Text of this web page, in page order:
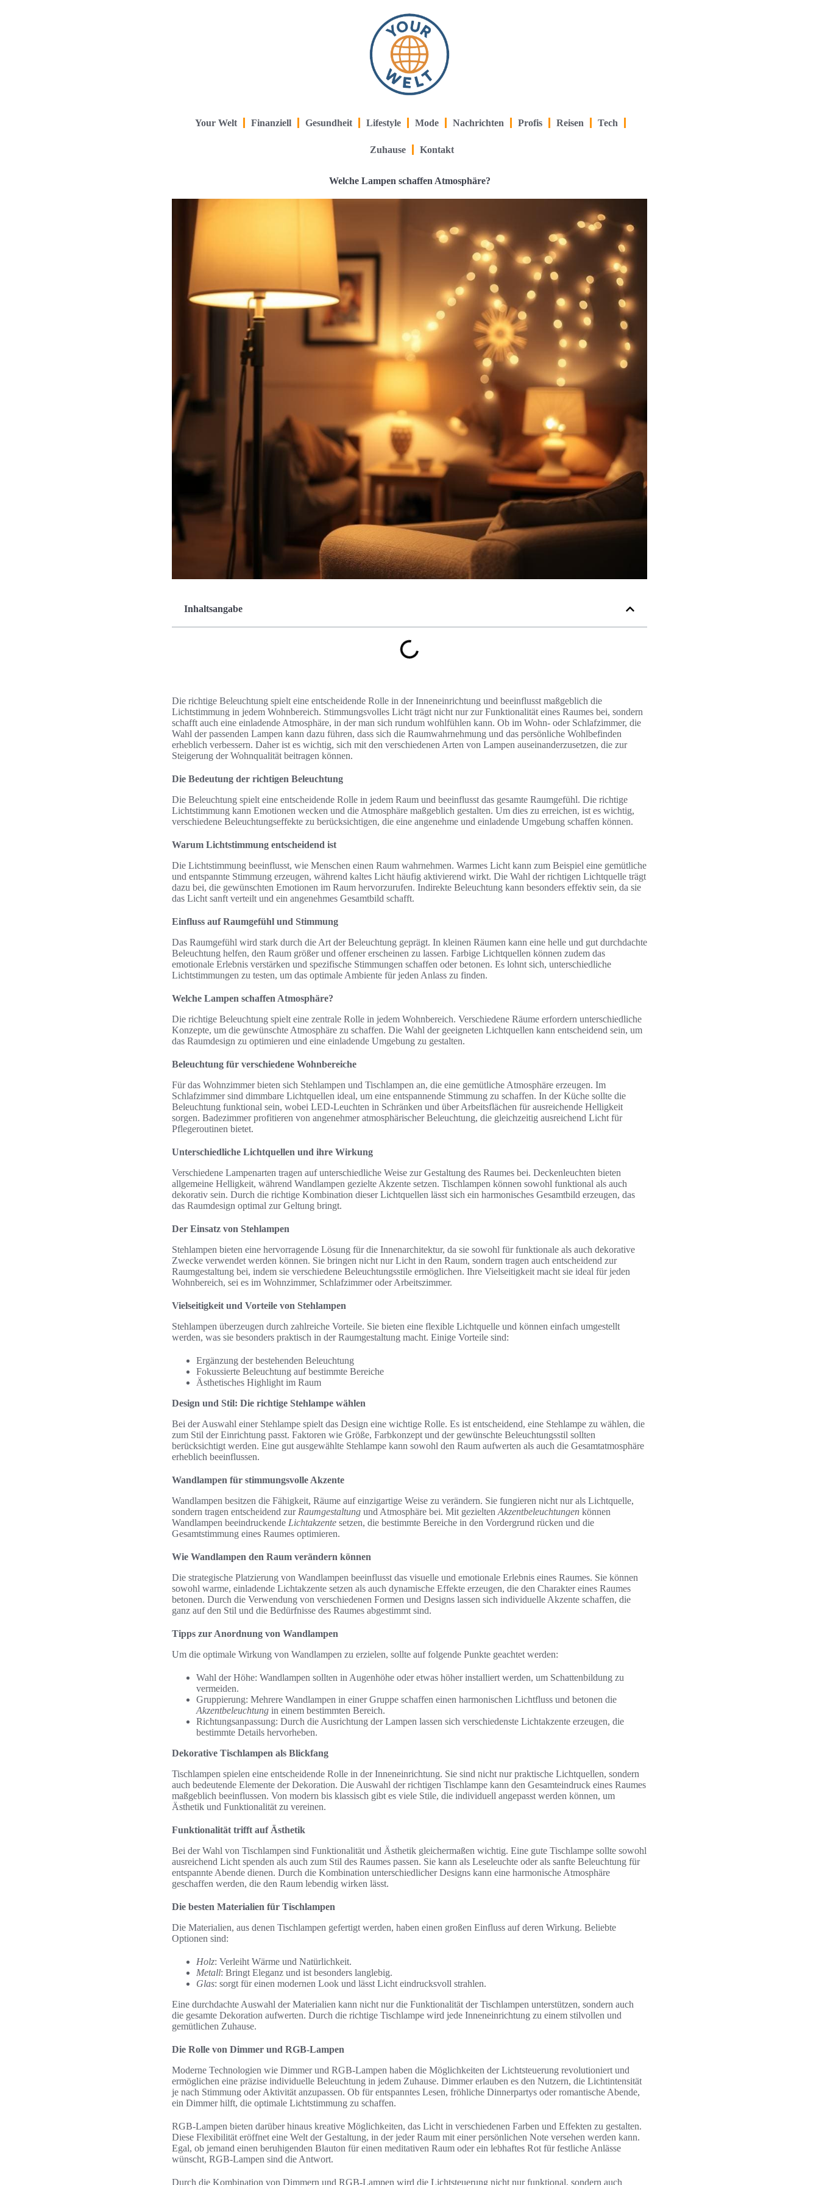
Your Welt Finanziell Gesundheit Lifestyle Mode Nachrichten Profis Reisen Tech
Zuhause Kontakt
Welche Lampen schaffen Atmosphäre?
Inhaltsangabe
Die richtige Beleuchtung spielt eine entscheidende Rolle in der Inneneinrichtung und beeinflusst maßgeblich die
Lichtstimmung in jedem Wohnbereich. Stimmungsvolles Licht trägt nicht nur zur Funktionalität eines Raumes bei, sondern
schafft auch eine einladende Atmosphäre, in der man sich rundum wohlfühlen kann. Ob im Wohn- oder Schlafzimmer, die
Wahl der passenden Lampen kann dazu führen, dass sich die Raumwahrnehmung und das persönliche Wohlbefinden
erheblich verbessern. Daher ist es wichtig, sich mit den verschiedenen Arten von Lampen auseinanderzusetzen, die zur
Steigerung der Wohnqualität beitragen können.
Die Bedeutung der richtigen Beleuchtung
Die Beleuchtung spielt eine entscheidende Rolle in jedem Raum und beeinflusst das gesamte Raumgefühl. Die richtige
Lichtstimmung kann Emotionen wecken und die Atmosphäre maßgeblich gestalten. Um dies zu erreichen, ist es wichtig,
verschiedene Beleuchtungseffekte zu berücksichtigen, die eine angenehme und einladende Umgebung schaffen können.
Warum Lichtstimmung entscheidend ist
Die Lichtstimmung beeinflusst, wie Menschen einen Raum wahrnehmen. Warmes Licht kann zum Beispiel eine gemütliche
und entspannte Stimmung erzeugen, während kaltes Licht häufig aktivierend wirkt. Die Wahl der richtigen Lichtquelle trägt
dazu bei, die gewünschten Emotionen im Raum hervorzurufen. Indirekte Beleuchtung kann besonders effektiv sein, da sie
das Licht sanft verteilt und ein angenehmes Gesamtbild schafft.
Einfluss auf Raumgefühl und Stimmung
Das Raumgefühl wird stark durch die Art der Beleuchtung geprägt. In kleinen Räumen kann eine helle und gut durchdachte
Beleuchtung helfen, den Raum größer und offener erscheinen zu lassen. Farbige Lichtquellen können zudem das
emotionale Erlebnis verstärken und spezifische Stimmungen schaffen oder betonen. Es lohnt sich, unterschiedliche
Lichtstimmungen zu testen, um das optimale Ambiente für jeden Anlass zu finden.
Welche Lampen schaffen Atmosphäre?
Die richtige Beleuchtung spielt eine zentrale Rolle in jedem Wohnbereich. Verschiedene Räume erfordern unterschiedliche
Konzepte, um die gewünschte Atmosphäre zu schaffen. Die Wahl der geeigneten Lichtquellen kann entscheidend sein, um
das Raumdesign zu optimieren und eine einladende Umgebung zu gestalten.
Beleuchtung für verschiedene Wohnbereiche
Für das Wohnzimmer bieten sich Stehlampen und Tischlampen an, die eine gemütliche Atmosphäre erzeugen. Im
Schlafzimmer sind dimmbare Lichtquellen ideal, um eine entspannende Stimmung zu schaffen. In der Küche sollte die
Beleuchtung funktional sein, wobei LED-Leuchten in Schränken und über Arbeitsflächen für ausreichende Helligkeit
sorgen. Badezimmer profitieren von angenehmer atmosphärischer Beleuchtung, die gleichzeitig ausreichend Licht für
Pflegeroutinen bietet.
Unterschiedliche Lichtquellen und ihre Wirkung
Verschiedene Lampenarten tragen auf unterschiedliche Weise zur Gestaltung des Raumes bei. Deckenleuchten bieten
allgemeine Helligkeit, während Wandlampen gezielte Akzente setzen. Tischlampen können sowohl funktional als auch
dekorativ sein. Durch die richtige Kombination dieser Lichtquellen lässt sich ein harmonisches Gesamtbild erzeugen, das
das Raumdesign optimal zur Geltung bringt.
Der Einsatz von Stehlampen
Stehlampen bieten eine hervorragende Lösung für die Innenarchitektur, da sie sowohl für funktionale als auch dekorative
Zwecke verwendet werden können. Sie bringen nicht nur Licht in den Raum, sondern tragen auch entscheidend zur
Raumgestaltung bei, indem sie verschiedene Beleuchtungsstile ermöglichen. Ihre Vielseitigkeit macht sie ideal für jeden
Wohnbereich, sei es im Wohnzimmer, Schlafzimmer oder Arbeitszimmer.
Vielseitigkeit und Vorteile von Stehlampen
Stehlampen überzeugen durch zahlreiche Vorteile. Sie bieten eine flexible Lichtquelle und können einfach umgestellt
werden, was sie besonders praktisch in der Raumgestaltung macht. Einige Vorteile sind:
Ergänzung der bestehenden Beleuchtung
Fokussierte Beleuchtung auf bestimmte Bereiche
Ästhetisches Highlight im Raum
Design und Stil: Die richtige Stehlampe wählen
Bei der Auswahl einer Stehlampe spielt das Design eine wichtige Rolle. Es ist entscheidend, eine Stehlampe zu wählen, die
zum Stil der Einrichtung passt. Faktoren wie Größe, Farbkonzept und der gewünschte Beleuchtungsstil sollten
berücksichtigt werden. Eine gut ausgewählte Stehlampe kann sowohl den Raum aufwerten als auch die Gesamtatmosphäre
erheblich beeinflussen.
Wandlampen für stimmungsvolle Akzente
Wandlampen besitzen die Fähigkeit, Räume auf einzigartige Weise zu verändern. Sie fungieren nicht nur als Lichtquelle,
sondern tragen entscheidend zur Raumgestaltung und Atmosphäre bei. Mit gezielten Akzentbeleuchtungen können
Wandlampen beeindruckende Lichtakzente setzen, die bestimmte Bereiche in den Vordergrund rücken und die
Gesamtstimmung eines Raumes optimieren.
Wie Wandlampen den Raum verändern können
Die strategische Platzierung von Wandlampen beeinflusst das visuelle und emotionale Erlebnis eines Raumes. Sie können
sowohl warme, einladende Lichtakzente setzen als auch dynamische Effekte erzeugen, die den Charakter eines Raumes
betonen. Durch die Verwendung von verschiedenen Formen und Designs lassen sich individuelle Akzente schaffen, die
ganz auf den Stil und die Bedürfnisse des Raumes abgestimmt sind.
Tipps zur Anordnung von Wandlampen
Um die optimale Wirkung von Wandlampen zu erzielen, sollte auf folgende Punkte geachtet werden:
Wahl der Höhe: Wandlampen sollten in Augenhöhe oder etwas höher installiert werden, um Schattenbildung zu
vermeiden.
Gruppierung: Mehrere Wandlampen in einer Gruppe schaffen einen harmonischen Lichtfluss und betonen die
Akzentbeleuchtung in einem bestimmten Bereich.
Richtungsanpassung: Durch die Ausrichtung der Lampen lassen sich verschiedenste Lichtakzente erzeugen, die
bestimmte Details hervorheben.
Dekorative Tischlampen als Blickfang
Tischlampen spielen eine entscheidende Rolle in der Inneneinrichtung. Sie sind nicht nur praktische Lichtquellen, sondern
auch bedeutende Elemente der Dekoration. Die Auswahl der richtigen Tischlampe kann den Gesamteindruck eines Raumes
maßgeblich beeinflussen. Von modern bis klassisch gibt es viele Stile, die individuell angepasst werden können, um
Ästhetik und Funktionalität zu vereinen.
Funktionalität trifft auf Ästhetik
Bei der Wahl von Tischlampen sind Funktionalität und Ästhetik gleichermaßen wichtig. Eine gute Tischlampe sollte sowohl
ausreichend Licht spenden als auch zum Stil des Raumes passen. Sie kann als Leseleuchte oder als sanfte Beleuchtung für
entspannte Abende dienen. Durch die Kombination unterschiedlicher Designs kann eine harmonische Atmosphäre
geschaffen werden, die den Raum lebendig wirken lässt.
Die besten Materialien für Tischlampen
Die Materialien, aus denen Tischlampen gefertigt werden, haben einen großen Einfluss auf deren Wirkung. Beliebte
Optionen sind:
Holz: Verleiht Wärme und Natürlichkeit.
Metall: Bringt Eleganz und ist besonders langlebig.
Glas: sorgt für einen modernen Look und lässt Licht eindrucksvoll strahlen.
Eine durchdachte Auswahl der Materialien kann nicht nur die Funktionalität der Tischlampen unterstützen, sondern auch
die gesamte Dekoration aufwerten. Durch die richtige Tischlampe wird jede Inneneinrichtung zu einem stilvollen und
gemütlichen Zuhause.
Die Rolle von Dimmer und RGB-Lampen
Moderne Technologien wie Dimmer und RGB-Lampen haben die Möglichkeiten der Lichtsteuerung revolutioniert und
ermöglichen eine präzise individuelle Beleuchtung in jedem Zuhause. Dimmer erlauben es den Nutzern, die Lichtintensität
je nach Stimmung oder Aktivität anzupassen. Ob für entspanntes Lesen, fröhliche Dinnerpartys oder romantische Abende,
ein Dimmer hilft, die optimale Lichtstimmung zu schaffen.
RGB-Lampen bieten darüber hinaus kreative Möglichkeiten, das Licht in verschiedenen Farben und Effekten zu gestalten.
Diese Flexibilität eröffnet eine Welt der Gestaltung, in der jeder Raum mit einer persönlichen Note versehen werden kann.
Egal, ob jemand einen beruhigenden Blauton für einen meditativen Raum oder ein lebhaftes Rot für festliche Anlässe
wünscht, RGB-Lampen sind die Antwort.
Durch die Kombination von Dimmern und RGB-Lampen wird die Lichtsteuerung nicht nur funktional, sondern auch